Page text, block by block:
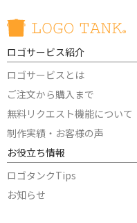
ロゴサービス紹介
ロゴサービスとは
ご注文から購入まで
無料リクエスト機能について
制作実績・お客様の声
お役立ち情報
ロゴタンクTips
お知らせ